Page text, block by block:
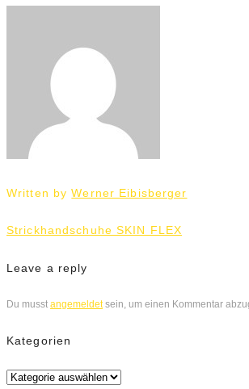
Written byWerner Eibisberger
Beitrags-
Navigation
Strickhandschuhe SKIN FLEX
Leave a reply
Du musst angemeldetsein, um einen Kommentar
Kategorien
Kategorien